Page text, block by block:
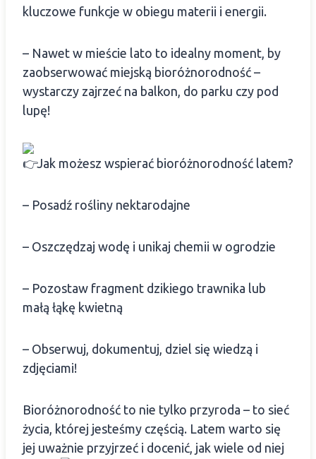
kluczowe funkcje w obiegu materii i energii.
– Nawet w mieście lato to idealny moment, by
zaobserwować miejską bioróżnorodność –
wystarczy zajrzeć na balkon, do parku czy pod
lupę!
Jak możesz wspierać bioróżnorodność latem?
– Posadź rośliny nektarodajne
– Oszczędzaj wodę i unikaj chemii w ogrodzie
– Pozostaw fragment dzikiego trawnika lub
małą łąkę kwietną
– Obserwuj, dokumentuj, dziel się wiedzą i
zdjęciami!
Bioróżnorodność to nie tylko przyroda – to sieć
życia, której jesteśmy częścią. Latem warto się
jej uważnie przyjrzeć i docenić, jak wiele od niej